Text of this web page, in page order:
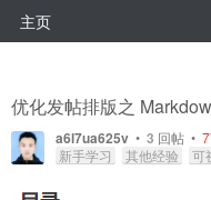
主页
优化发帖排版之
a6l7ua625v • 3 回帖 •
新手学习
其他经验 可